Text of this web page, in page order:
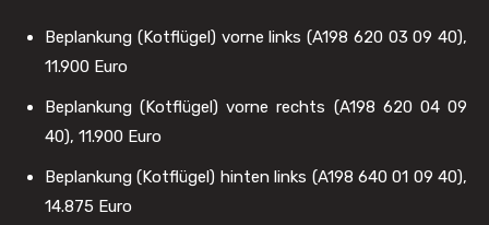
Beplankung (Kotflügel) vorne links (A198 620 03 09 40),
11.900 Euro
Beplankung (Kotflügel) vorne rechts (A198 620 04 09
40), 11.900 Euro
Beplankung (Kotflügel) hinten links (A198 640 01 09 40),
14.875 Euro